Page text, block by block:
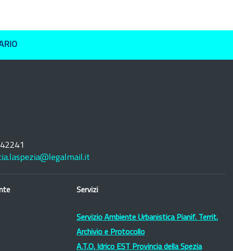
Servizi
Servizio Ambiente Urbanistica Pianif. Territ.
Archivio e Protocollo
A.T.O. Idrico EST Provincia della Spezia